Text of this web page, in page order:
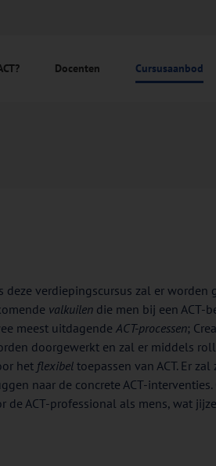
Docenten Cursusaanbod
deze verdiepingscursus zal er worden
valkuilen die men bij een ACT-
meest uitdagendeACT-processen;
doorgewerkt en zal er middels
het flexibel toepassen van ACT. Er
naar de concrete ACT-
ACT-professional als mens, wat